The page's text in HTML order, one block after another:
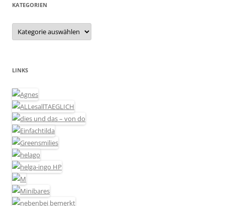
KATEGORIEN
Kategorien
LINKS